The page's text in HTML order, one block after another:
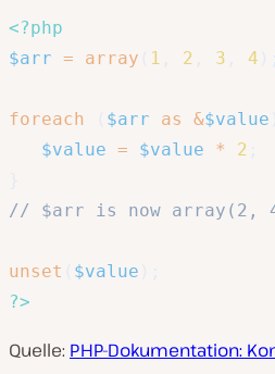
<?php
$arr = array 1 2 3 4
foreach $arr as &$value
$value = $value * 2
// $arr is now array(2,
unset $value
?>
Quelle: PHP-Dokumentation: